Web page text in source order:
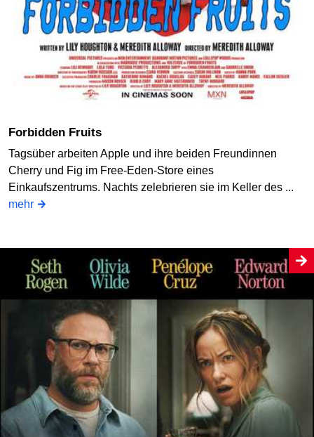
Forbidden Fruits
Tagsüber arbeiten Apple und ihre beiden Freundinnen
Cherry und Fig im Free-Eden-Store eines
Einkaufszentrums. Nachts zelebrieren sie im Keller des ...
mehr